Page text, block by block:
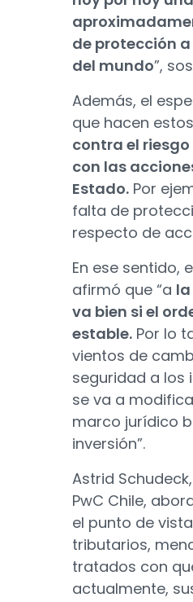
de protección
del mundo”,
Además, el
que hacen
contra el
con las
Estado. Por
falta de
respecto de
En ese sentido,
afirmó que “a
va bien si el
estable. Por lo
vientos de
seguridad a los
se va a
marco jurídico
inversión”.
Astrid
PwC Chile,
el punto de
tributarios,
tratados con
actualmente,